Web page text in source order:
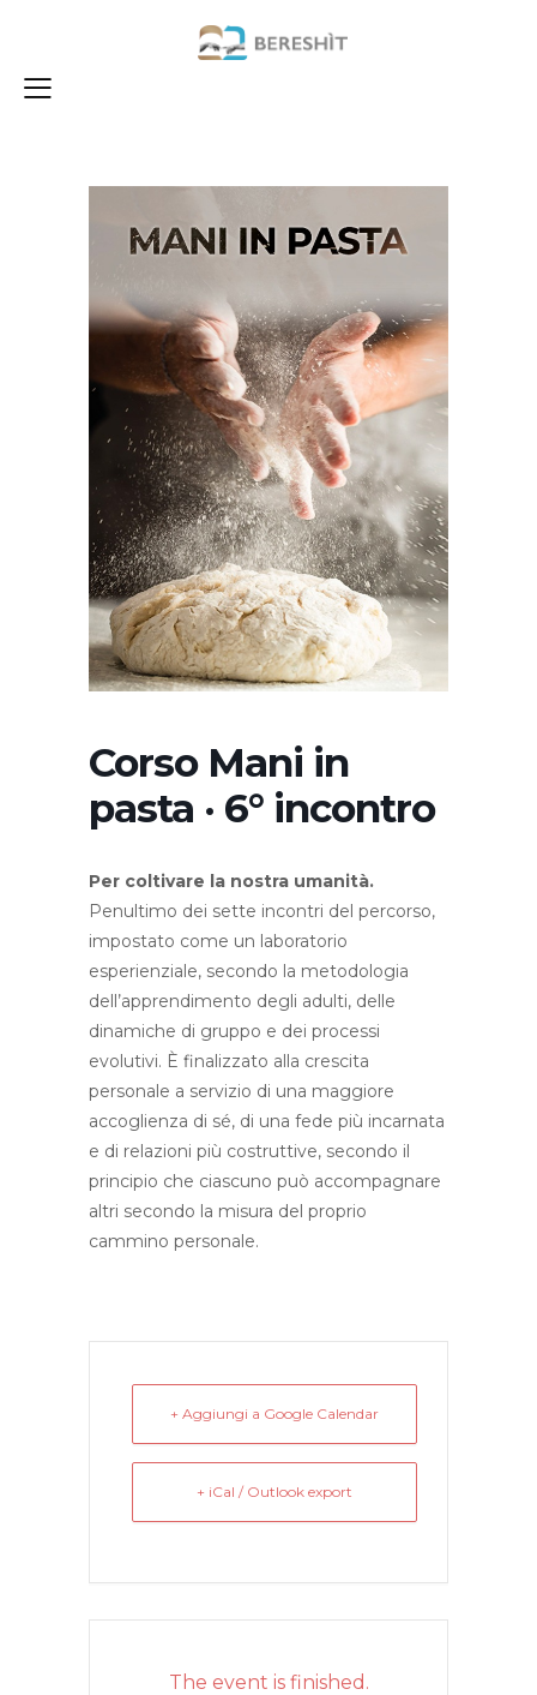
Corso Mani in
pasta · 6° incontro
Per coltivare la nostra umanità.
Penultimo dei sette incontri del percorso,
impostato come un laboratorio
esperienziale, secondo la metodologia
dell’apprendimento degli adulti, delle
dinamiche di gruppo e dei processi
evolutivi. È finalizzato alla crescita
personale a servizio di una maggiore
accoglienza di sé, di una fede più incarnata
e di relazioni più costruttive, secondo il
principio che ciascuno può accompagnare
altri secondo la misura del proprio
cammino personale.
+ Aggiungi a Google Calendar
+ iCal / Outlook export
The event is finished.